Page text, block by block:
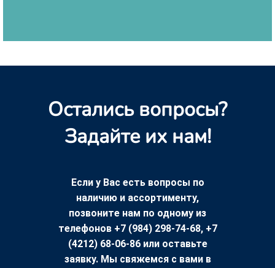
Остались вопросы?
Задайте их нам!
Если у Вас есть вопросы по
наличию и ассортименту,
позвоните нам по одному из
телефонов +7 (984) 298-74-68, +7
(4212) 68-06-86 или оставьте
заявку. Мы свяжемся с вами в